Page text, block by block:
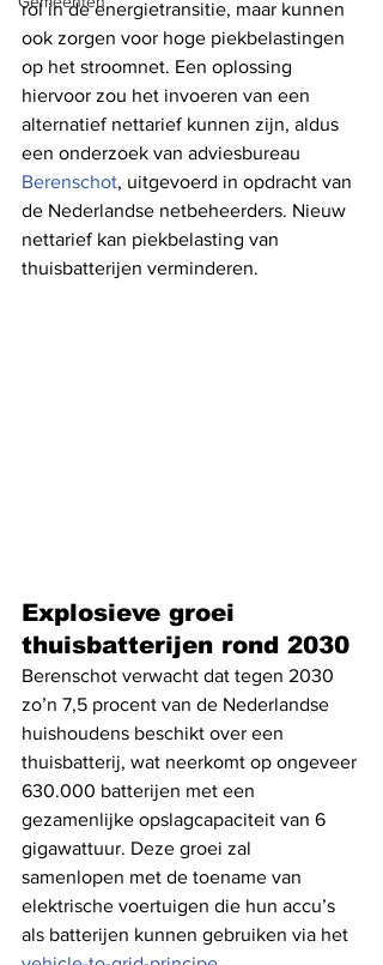
rol in de energietransitie, maar kunnen
ook zorgen voor hoge piekbelastingen
op het stroomnet. Een oplossing
hiervoor zou het invoeren van een
alternatief nettarief kunnen zijn, aldus
een onderzoek van adviesbureau
Berenschot, uitgevoerd in opdracht van
de Nederlandse netbeheerders. Nieuw
nettarief kan piekbelasting van
thuisbatterijen verminderen.
Explosieve groei
thuisbatterijen rond 2030
Berenschot verwacht dat tegen 2030
zo’n 7,5 procent van de Nederlandse
huishoudens beschikt over een
thuisbatterij, wat neerkomt op ongeveer
630.000 batterijen met een
gezamenlijke opslagcapaciteit van 6
gigawattuur. Deze groei zal
samenlopen met de toename van
elektrische voertuigen die hun accu’s
als batterijen kunnen gebruiken via het